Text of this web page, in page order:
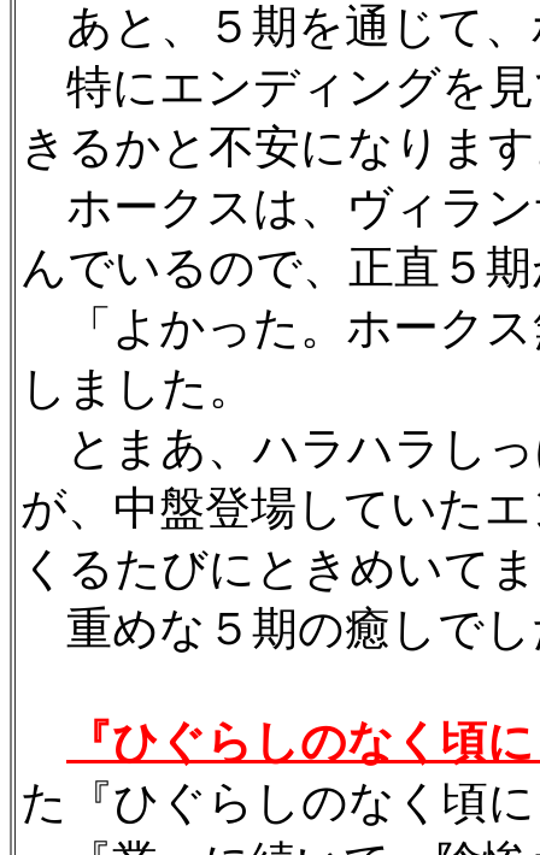
あと、５期を通じて
特にエンディングを
きるかと不安になりま
ホークスは、ヴィラ
んでいるので、正直５
「よかった。ホーク
しました。
とまあ、ハラハラし
が、中盤登場していた
くるたびにときめいて
重めな５期の癒しでし
『ひぐらしのなく頃
た『ひぐらしのなく頃